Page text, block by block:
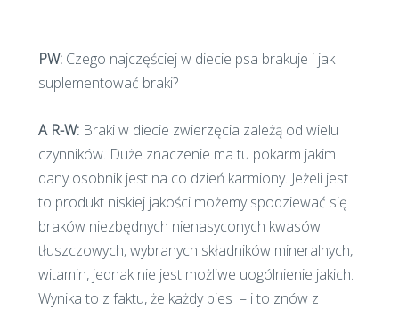
PW: Czego najczęściej w diecie psa brakuje i jak
suplementować braki?
A R-W: Braki w diecie zwierzęcia zależą od wielu
czynników. Duże znaczenie ma tu pokarm jakim
dany osobnik jest na co dzień karmiony. Jeżeli jest
to produkt niskiej jakości możemy spodziewać się
braków niezbędnych nienasyconych kwasów
tłuszczowych, wybranych składników mineralnych,
witamin, jednak nie jest możliwe uogólnienie jakich.
Wynika to z faktu, że każdy pies – i to znów z